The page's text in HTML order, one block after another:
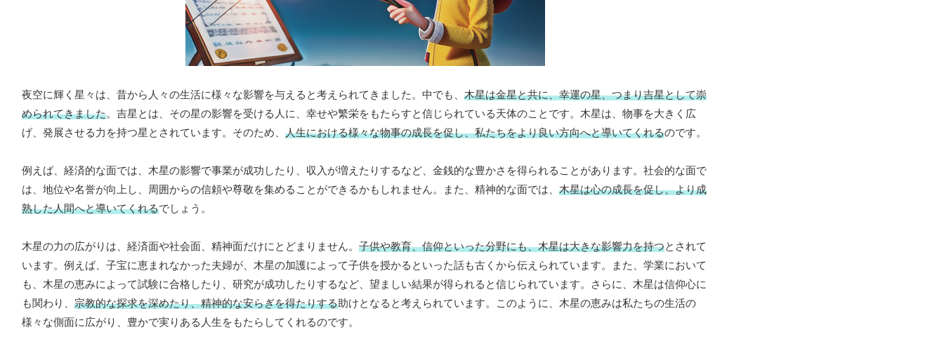
夜空に輝く星々は、昔から人々の生活に様々な影響を与えると考えられてきました。中でも、 木星は金星と共に、幸運の星、つまり吉星として崇
められてきました。吉星とは、その星の影響を受ける人に、幸せや繁栄をもたらすと信じられている天体のことです。木星は、物事を大きく広
げ、発展させる力を持つ星とされています。そのため、 人生における様々な物事の成長を促し、私たちをより良い方向へと導いてくれるのです。
例えば、経済的な面では、木星の影響で事業が成功したり、収入が増えたりするなど、金銭的な豊かさを得られることがあります。社会的な面で
は、地位や名誉が向上し、周囲からの信頼や尊敬を集めることができるかもしれません。また、精神的な面では、 木星は心の成長を促し、より成
熟した人間へと導いてくれるでしょう。
木星の力の広がりは、経済面や社会面、精神面だけにとどまりません。 子供や教育、信仰といった分野にも、木星は大きな影響力を持つとされて
います。例えば、子宝に恵まれなかった夫婦が、木星の加護によって子供を授かるといった話も古くから伝えられています。また、学業において
も、木星の恵みによって試験に合格したり、研究が成功したりするなど、望ましい結果が得られると信じられています。さらに、木星は信仰心に
も関わり、 宗教的な探求を深めたり、精神的な安らぎを得たりする助けとなると考えられています。このように、木星の恵みは私たちの生活の
様々な側面に広がり、豊かで実りある人生をもたらしてくれるのです。